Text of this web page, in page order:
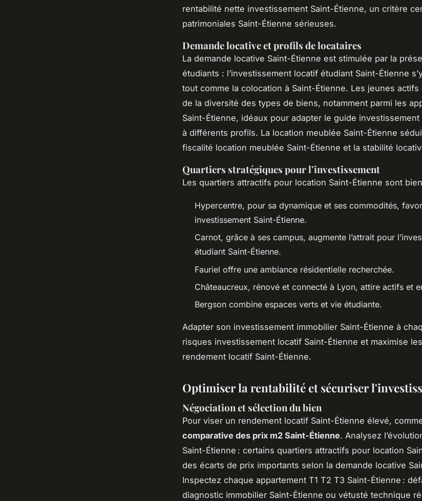
rentabilité nette investissement Saint-Étienne, un critère
patrimoniales Saint-Étienne sérieuses.
Demande locative et profils de locataires
La demande locative Saint-Étienne est stimulée par la
étudiants : l’investissement locatif étudiant Saint-Étienne
tout comme la colocation à Saint-Étienne. Les jeunes
de la diversité des types de biens, notamment parmi les
Saint-Étienne, idéaux pour adapter le guide
à différents profils. La location meublée Saint-Étienne
fiscalité location meublée Saint-Étienne et la stabilité
Quartiers stratégiques pour l’investissement
Les quartiers attractifs pour location Saint-Étienne sont
Hypercentre, pour sa dynamique et ses commodités,
investissement Saint-Étienne.
Carnot, grâce à ses campus, augmente l’attrait pour
étudiant Saint-Étienne.
Fauriel offre une ambiance résidentielle recherchée.
Châteaucreux, rénové et connecté à Lyon, attire actifs et
Bergson combine espaces verts et vie étudiante.
Adapter son investissement immobilier Saint-Étienne à
risques investissement locatif Saint-Étienne et maximise
rendement locatif Saint-Étienne.
Optimiser la rentabilité et sécuriser
Négociation et sélection du bien
Pour viser un rendement locatif Saint-Étienne élevé,
comparative des prix m2 Saint-Étienne. Analysez
Saint-Étienne : certains quartiers attractifs pour location
des écarts de prix importants selon la demande locative
Inspectez chaque appartement T1 T2 T3 Saint-Étienne :
diagnostic immobilier Saint-Étienne ou vétusté technique